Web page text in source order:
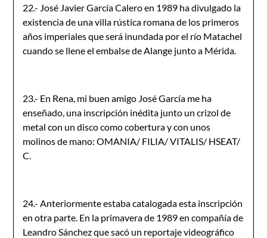
22.- José Javier García Calero en 1989 ha divulgado la
existencia de una villa rústica romana de los primeros
años imperiales que será inundada por el río Matachel
cuando se llene el embalse de Alange junto a Mérida.
23.- En Rena, mi buen amigo José García me ha
enseñado, una inscripción inédita junto un crizol de
metal con un disco como cobertura y con unos
molinos de mano: OMANIA/ FILIA/ VITALIS/ HSEAT/
C.
24.- Anteriormente estaba catalogada esta inscripción
en otra parte. En la primavera de 1989 en compañía de
Leandro Sánchez que sacó un reportaje videográfico